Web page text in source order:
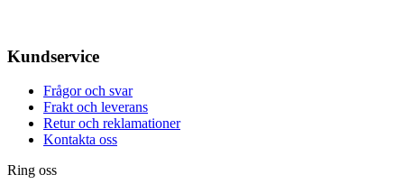
Kundservice
Frågor och svar
Frakt och leverans
Retur och reklamationer
Kontakta oss
Ring oss